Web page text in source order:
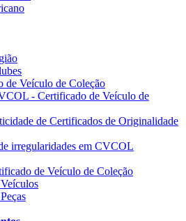
Veículo de Coleção
- Certificado de Veículo de
de Certificados de Originalidade
irregularidades em CVCOL
de Veículo de Coleção